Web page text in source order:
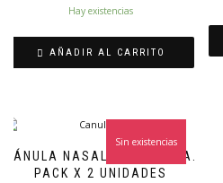
Hay existencias
AÑADIR AL CARRITO
CÁNULA NASAL PEDIATRICA.
PACK X 2 UNIDADES
Sin existencias